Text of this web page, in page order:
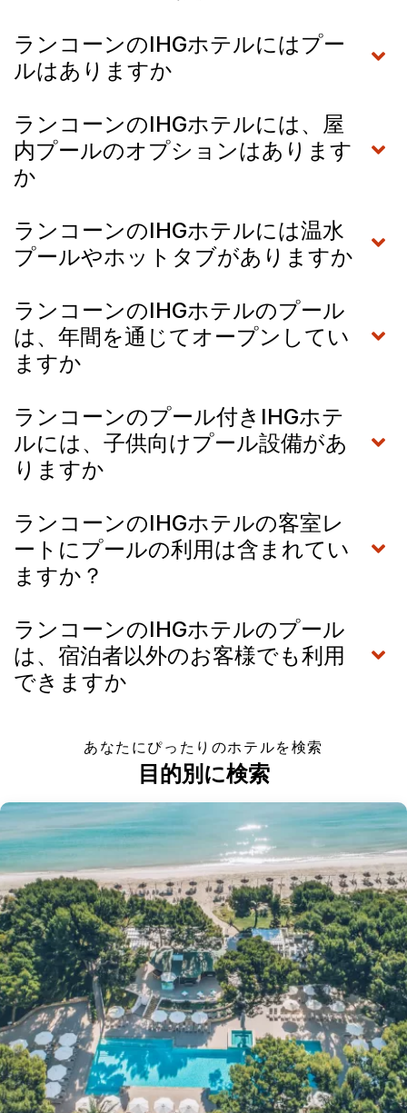
ランコーンのIHGホテルにはプー
ルはありますか
ランコーンのIHGホテルには、屋
内プールのオプションはあります
か
ランコーンのIHGホテルには温水
プールやホットタブがありますか
ランコーンのIHGホテルのプール
は、年間を通じてオープンしてい
ますか
ランコーンのプール付きIHGホテ
ルには、子供向けプール設備があ
りますか
ランコーンのIHGホテルの客室レ
ートにプールの利用は含まれてい
ますか？
ランコーンのIHGホテルのプール
は、宿泊者以外のお客様でも利用
できますか
あなたにぴったりのホテルを検索
目的別に検索